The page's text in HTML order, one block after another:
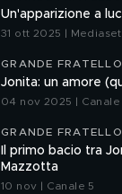
Un'apparizione a
31 ott 2025 |
GRANDE FRATELLO
Jonita: un amore
04 nov 2025 | Canale
GRANDE FRATELLO
Il primo bacio tra
Mazzotta
10 nov | Canale 5